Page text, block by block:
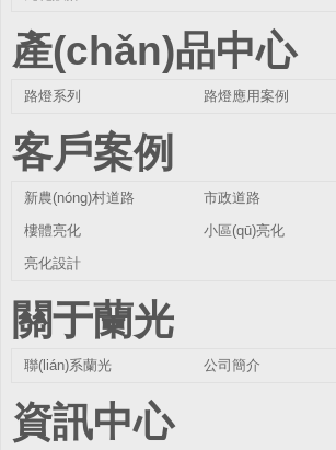
產(chǎn)品中心
路燈系列 路燈應用案例
客戶案例
新農(nóng)村道路 市政道路
樓體亮化
小區(qū)亮化
亮化設計
關于蘭光
聯(lián)系蘭光 公司簡介
資訊中心